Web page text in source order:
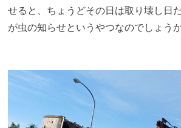
せると、ちょうどその日は取り壊し日
が虫の知らせというやつなのでしょうか